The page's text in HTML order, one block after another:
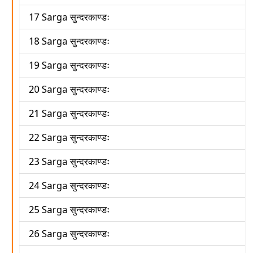
17 Sarga सुन्दरकाण्डः
18 Sarga सुन्दरकाण्डः
19 Sarga सुन्दरकाण्डः
20 Sarga सुन्दरकाण्डः
21 Sarga सुन्दरकाण्डः
22 Sarga सुन्दरकाण्डः
23 Sarga सुन्दरकाण्डः
24 Sarga सुन्दरकाण्डः
25 Sarga सुन्दरकाण्डः
26 Sarga सुन्दरकाण्डः